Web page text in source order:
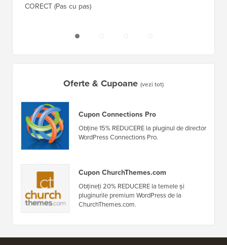
CORECT (Pas cu pas)
Oferte & Cupoane (vezi tot)
Cupon Connections Pro
Obține 15% REDUCERE la pluginul de director
WordPress Connections Pro.
Cupon ChurchThemes.com
Obțineți 20% REDUCERE la temele și
pluginurile premium WordPress de la
ChurchThemes.com.